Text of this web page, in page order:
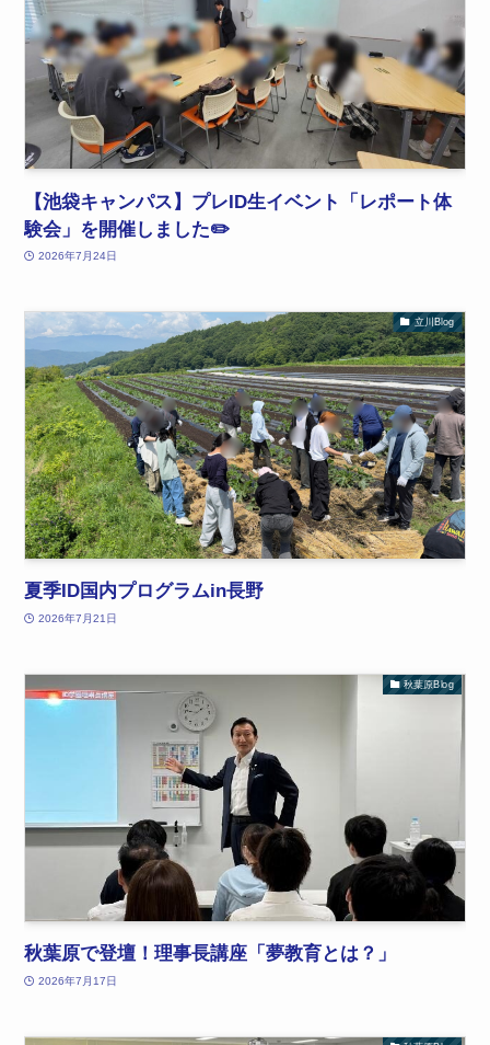
【池袋キャンパス】プレID生イベント「レポート体
験会」を開催しました✏️
2026年7月24日
立川Blog
夏季ID国内プログラムin長野
2026年7月21日
秋葉原Blog
秋葉原で登壇！理事長講座「夢教育とは？」
2026年7月17日